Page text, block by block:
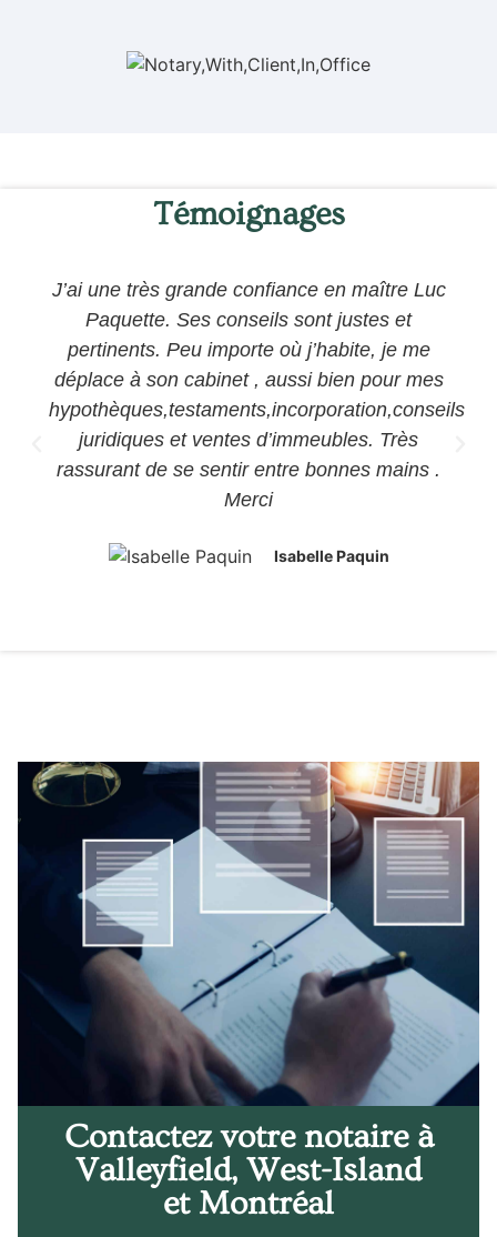
Témoignages
J’ai une très grande confiance en maître Luc
Paquette. Ses conseils sont justes et
pertinents. Peu importe où j’habite, je me
déplace à son cabinet , aussi bien pour mes
hypothèques,testaments,incorporation,conseils
juridiques et ventes d’immeubles. Très
rassurant de se sentir entre bonnes mains .
Merci
Isabelle Paquin
Contactez votre notaire à
Valleyfield, West-Island
et Montréal